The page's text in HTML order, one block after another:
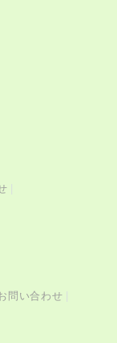
問い合わせ